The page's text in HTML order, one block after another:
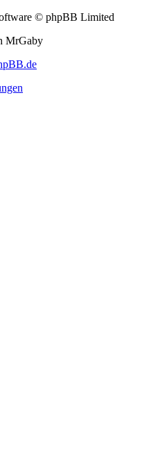
© phpBB Limited
MrGaby